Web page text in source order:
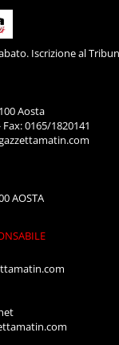
Iscrizione al
Aosta
0165/1820141
AOSTA